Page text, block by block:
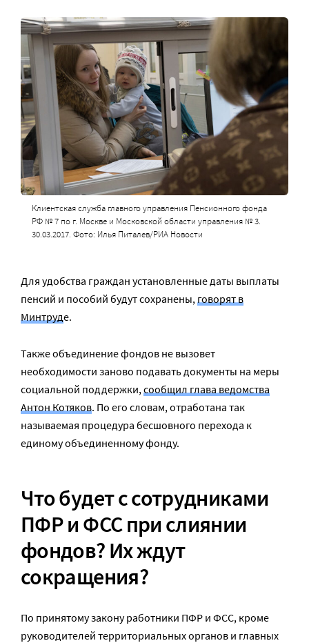
Клиентская служба главного управления Пенсионного фонда
РФ № 7 по г. Москве и Московской области управления № 3.
30.03.2017. Фото: Илья Питалев/РИА Новости
Для удобства граждан установленные даты выплаты
пенсий и пособий будут сохранены,говорят в
Минтруде.
Также объединение фондов не вызовет
необходимости заново подавать документы на меры
социальной поддержки,сообщил глава ведомства
Антон Котяков. По его словам, отработана так
называемая процедура бесшовного перехода к
единому объединенному фонду.
Что будет с сотрудниками
ПФР и ФСС при слиянии
фондов? Их ждут
сокращения?
По принятому закону работники ПФР и ФСС, кроме
руководителей территориальных органов и главных